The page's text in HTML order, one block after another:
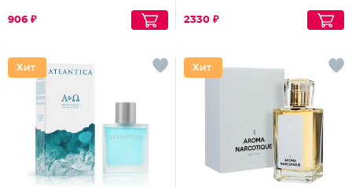
906 ₽ 2330 ₽